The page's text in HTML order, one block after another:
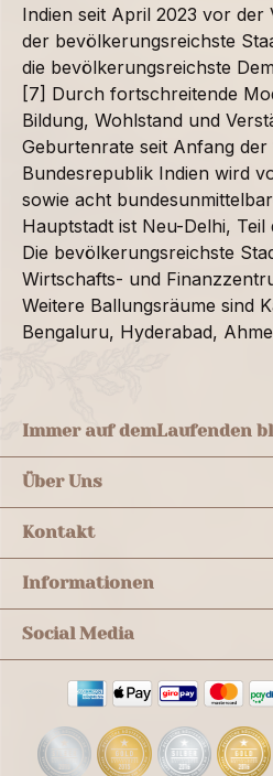
Indien seit April 2023 vor der
der bevölkerungsreichste
die bevölkerungsreichste
[7] Durch fortschreitende
Bildung, Wohlstand und
Geburtenrate seit Anfang
Bundesrepublik Indien wird
sowie acht
Hauptstadt ist Neu-Delhi,
Die bevölkerungsreichste
Wirtschafts- und
Weitere Ballungsräume sind
Bengaluru, Hyderabad,
Immer auf demLaufenden
Über Uns
Kontakt
Informationen
Social Media